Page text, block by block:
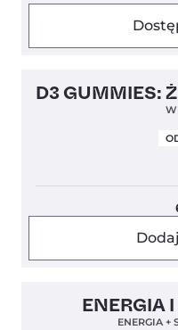
D3 GUMMIES:
Clean LabelENERGIA
ENERGIA +